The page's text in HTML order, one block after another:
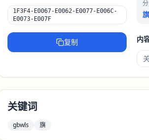
1F3F4-E0067-E0062-E0077-E006C-
E0073-E007F
复制 内
关键词
gbwls 旗